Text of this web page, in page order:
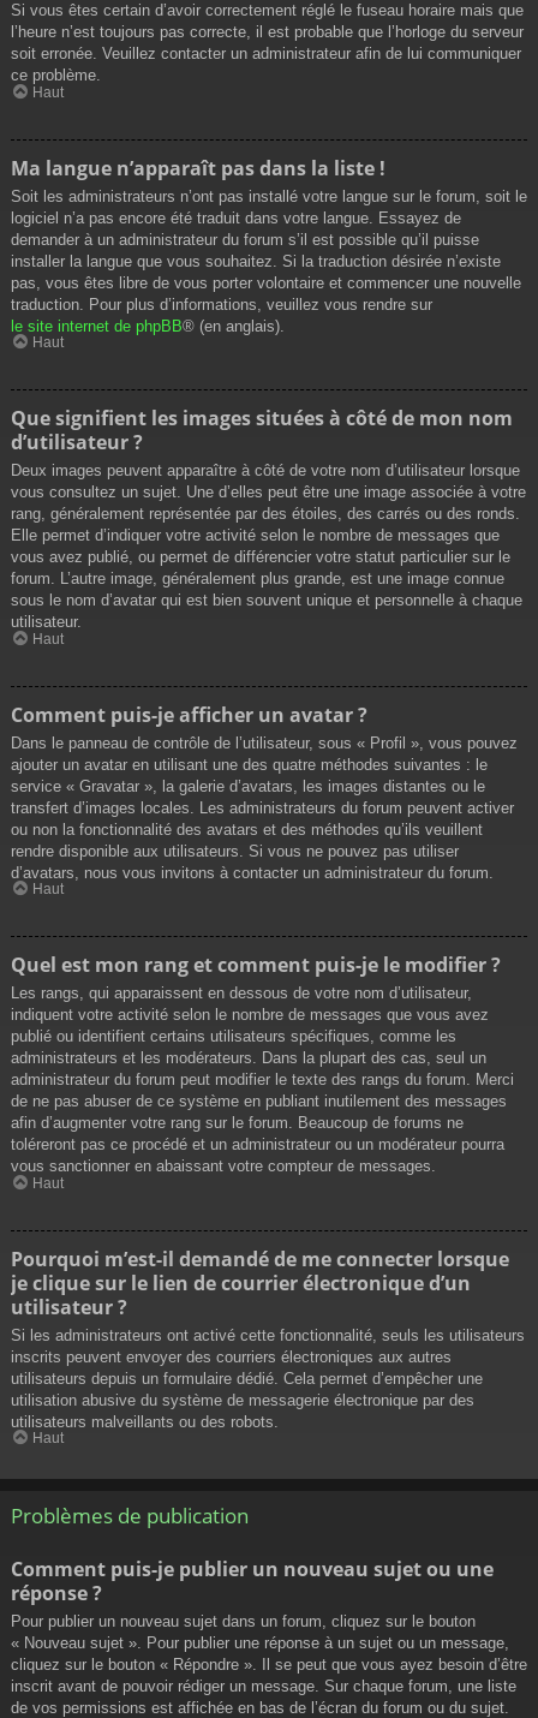
Si vous êtes certain d’avoir correctement réglé le fuseau horaire mais que
l’heure n’est toujours pas correcte, il est probable que l’horloge du serveur
soit erronée. Veuillez contacter un administrateur afin de lui communiquer
ce problème.
Haut
Ma langue n’apparaît pas dans la liste !
Soit les administrateurs n’ont pas installé votre langue sur le forum, soit le
logiciel n’a pas encore été traduit dans votre langue. Essayez de
demander à un administrateur du forum s’il est possible qu’il puisse
installer la langue que vous souhaitez. Si la traduction désirée n’existe
pas, vous êtes libre de vous porter volontaire et commencer une nouvelle
traduction. Pour plus d’informations, veuillez vous rendre sur
le site internet de phpBB® (en anglais).
Haut
Que signifient les images situées à côté de mon nom
d’utilisateur ?
Deux images peuvent apparaître à côté de votre nom d’utilisateur lorsque
vous consultez un sujet. Une d’elles peut être une image associée à votre
rang, généralement représentée par des étoiles, des carrés ou des ronds.
Elle permet d’indiquer votre activité selon le nombre de messages que
vous avez publié, ou permet de différencier votre statut particulier sur le
forum. L’autre image, généralement plus grande, est une image connue
sous le nom d’avatar qui est bien souvent unique et personnelle à chaque
utilisateur.
Haut
Comment puis-je afficher un avatar ?
Dans le panneau de contrôle de l’utilisateur, sous « Profil », vous pouvez
ajouter un avatar en utilisant une des quatre méthodes suivantes : le
service « Gravatar », la galerie d’avatars, les images distantes ou le
transfert d’images locales. Les administrateurs du forum peuvent activer
ou non la fonctionnalité des avatars et des méthodes qu’ils veuillent
rendre disponible aux utilisateurs. Si vous ne pouvez pas utiliser
d’avatars, nous vous invitons à contacter un administrateur du forum.
Haut
Quel est mon rang et comment puis-je le modifier ?
Les rangs, qui apparaissent en dessous de votre nom d’utilisateur,
indiquent votre activité selon le nombre de messages que vous avez
publié ou identifient certains utilisateurs spécifiques, comme les
administrateurs et les modérateurs. Dans la plupart des cas, seul un
administrateur du forum peut modifier le texte des rangs du forum. Merci
de ne pas abuser de ce système en publiant inutilement des messages
afin d’augmenter votre rang sur le forum. Beaucoup de forums ne
toléreront pas ce procédé et un administrateur ou un modérateur pourra
vous sanctionner en abaissant votre compteur de messages.
Haut
Pourquoi m’est-il demandé de me connecter lorsque
je clique sur le lien de courrier électronique d’un
utilisateur ?
Si les administrateurs ont activé cette fonctionnalité, seuls les utilisateurs
inscrits peuvent envoyer des courriers électroniques aux autres
utilisateurs depuis un formulaire dédié. Cela permet d’empêcher une
utilisation abusive du système de messagerie électronique par des
utilisateurs malveillants ou des robots.
Haut
Problèmes de publication
Comment puis-je publier un nouveau sujet ou une
réponse ?
Pour publier un nouveau sujet dans un forum, cliquez sur le bouton
« Nouveau sujet ». Pour publier une réponse à un sujet ou un message,
cliquez sur le bouton « Répondre ». Il se peut que vous ayez besoin d’être
inscrit avant de pouvoir rédiger un message. Sur chaque forum, une liste
de vos permissions est affichée en bas de l’écran du forum ou du sujet.